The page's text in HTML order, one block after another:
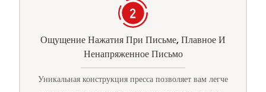
Ощущение Нажатия При Письме, Плавное И
Ненапряженное Письмо
Уникальная конструкция пресса позволяет вам легче